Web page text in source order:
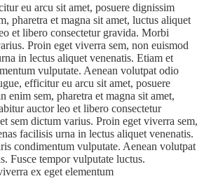
eu arcu sit amet, posuere dignissim
pharetra et magna sit amet, luctus aliquet
et libero consectetur gravida. Morbi
Proin eget viverra sem, non euismod
in lectus aliquet venenatis. Etiam et
vulputate. Aenean volutpat odio
efficitur eu arcu sit amet, posuere
enim sem, pharetra et magna sit amet,
auctor leo et libero consectetur
sem dictum varius. Proin eget viverra sem,
facilisis urna in lectus aliquet venenatis.
condimentum vulputate. Aenean volutpat
Fusce tempor vulputate luctus.
ex eget elementum